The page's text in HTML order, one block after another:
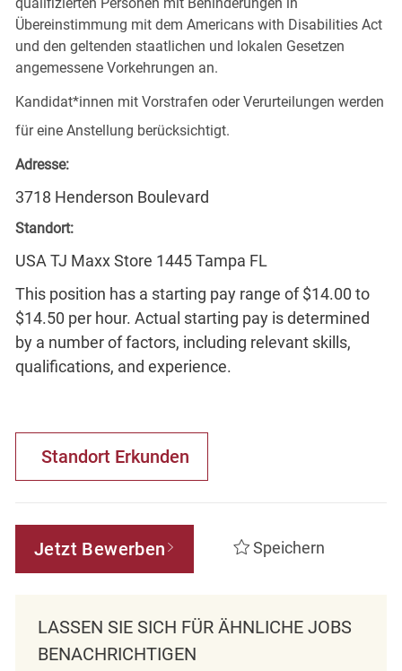
Übereinstimmung mit dem Americans with Disabilities Act
und den geltenden staatlichen und lokalen Gesetzen
angemessene Vorkehrungen an.
Kandidat*innen mit Vorstrafen oder Verurteilungen werden
für eine Anstellung berücksichtigt.
Adresse:
3718 Henderson Boulevard
Standort:
USA TJ Maxx Store 1445 Tampa FL
This position has a starting pay range of $14.00 to
$14.50 per hour. Actual starting pay is determined
by a number of factors, including relevant skills,
qualifications, and experience.
Standort Erkunden
Jetzt Bewerben Speichern
LASSEN SIE SICH FÜR ÄHNLICHE JOBS
BENACHRICHTIGEN